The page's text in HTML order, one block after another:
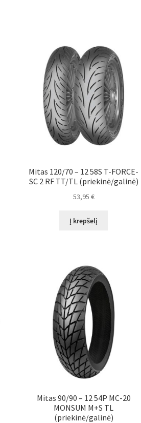
Mitas 120/70 – 12 58S T-FORCE-
SC 2 RF TT/TL (priekinė/galinė)
53,95 €
Į krepšelį
Mitas 90/90 – 12 54P MC-20
MONSUM M+S TL
(priekinė/galinė)